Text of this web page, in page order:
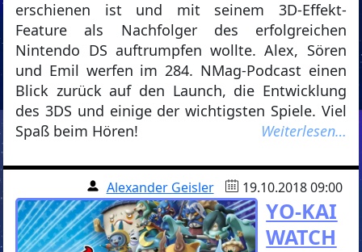
erschienen ist und mit seinem 3D-Effekt-
Feature als Nachfolger des erfolgreichen
Nintendo DS auftrumpfen wollte. Alex, Sören
und Emil werfen im 284. NMag-Podcast einen
Blick zurück auf den Launch, die Entwicklung
des 3DS und einige der wichtigsten Spiele. Viel
Spaß beim Hören!
Weiterlesen…
Alexander Geisler 19.10.2018 09:00
YO-KAI
WATCH